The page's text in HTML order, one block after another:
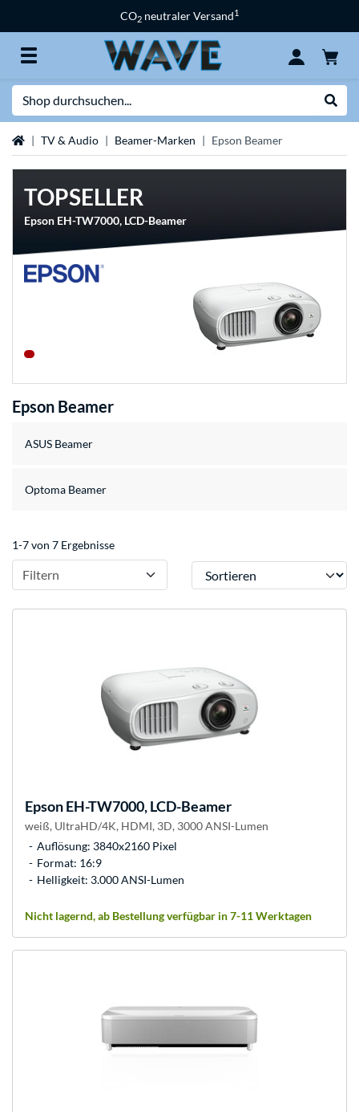
CO2 neutraler Versand1
StartseiteTV & Audio Beamer-Marken Epson Beamer
TOPSELLER
Epson EH-TW7000, LCD-Beamer
Epson Beamer
ASUS Beamer
Optoma Beamer
1-7 von 7 Ergebnisse
Filtern Sortieren
EpsonEH-TW7000, LCD-Beamer
weiß, UltraHD/4K, HDMI, 3D, 3000 ANSI-Lumen
Auflösung: 3840x2160 Pixel
Format: 16:9
Helligkeit: 3.000 ANSI-Lumen
Nicht lagernd, ab Bestellung verfügbar in 7-11 Werktagen